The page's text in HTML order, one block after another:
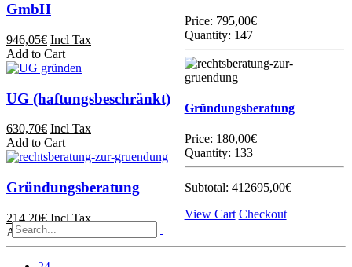
Price: 795,00€
Quantity: 147
Gründungsberatung
Price: 180,00€
Quantity: 133
Subtotal: 412695,00€
View Cart Checkout
GmbH
946,05€ Incl Tax
Add to Cart
UG (haftungsbeschränkt)
630,70€ Incl Tax
Add to Cart
Gründungsberatung
214,20€ Incl Tax
Add to Cart